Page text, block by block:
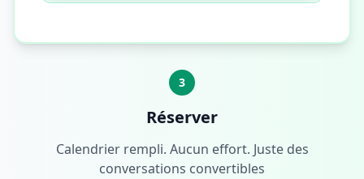
3
Réserver
Calendrier rempli. Aucun effort. Juste des
conversations convertibles